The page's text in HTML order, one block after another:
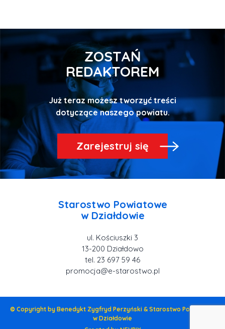
ZOSTAŃ
REDAKTOREM
Już teraz możesz tworzyć treści
dotyczące naszego powiatu.
Zarejestruj się
Starostwo Powiatowe
ul. Kościuszki 3
tel. 23 697 59 46
promocja@e-starostwo.pl
© Copyright by Benedykt Zygfryd Perzyński & Starostwo Powiatowe
w Działdowie